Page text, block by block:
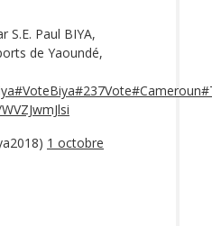
Paul BIYA,
de Yaoundé,
#VoteBiya#237Vote#Cameroun
1 octobre